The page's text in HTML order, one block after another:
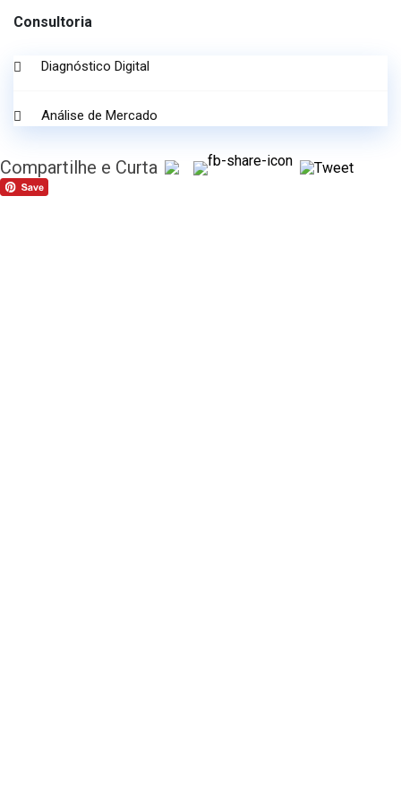
Consultoria
Diagnóstico Digital
Análise de Mercado
Compartilhe e Curta